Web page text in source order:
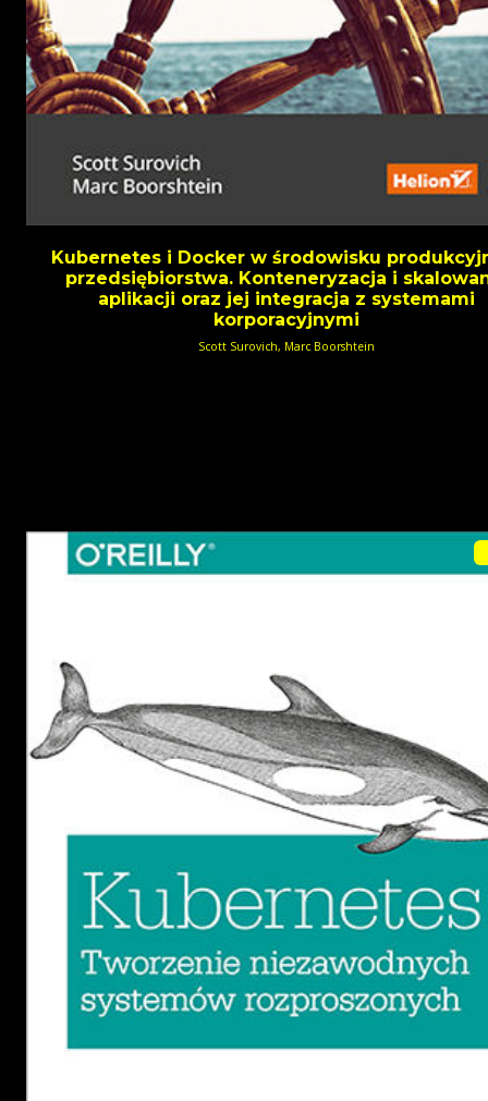
Kubernetes i Docker w środowisku
przedsiębiorstwa. Konteneryzacja i
aplikacji oraz jej integracja z systemami
korporacyjnymi
Scott Surovich, Marc Boorshtein